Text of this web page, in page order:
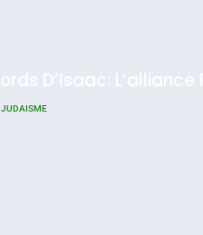
JUDAISME